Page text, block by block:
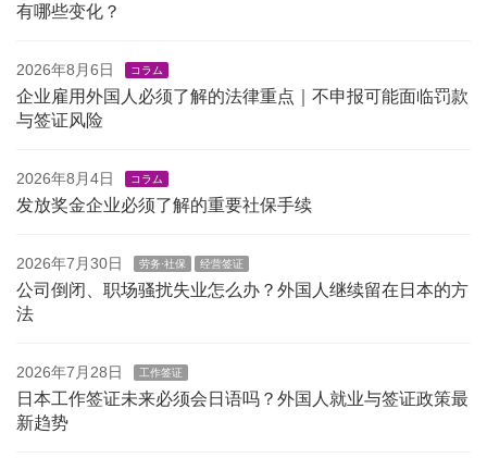
有哪些变化？
2026年8月6日 コラム
企业雇用外国人必须了解的法律重点｜不申报可能面临罚款
与签证风险
2026年8月4日 コラム
发放奖金企业必须了解的重要社保手续
2026年7月30日 劳务·社保 经营签证
公司倒闭、职场骚扰失业怎么办？外国人继续留在日本的方
法
2026年7月28日 工作签证
日本工作签证未来必须会日语吗？外国人就业与签证政策最
新趋势